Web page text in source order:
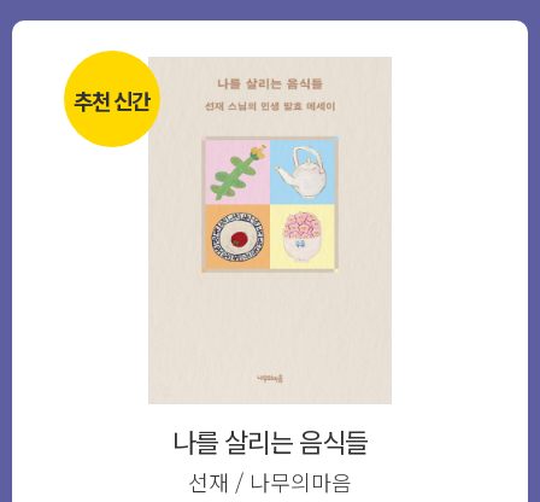
추천 신간
나를 살리는 음식들
선재 / 나무의마음